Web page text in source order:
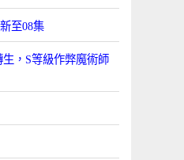
至08集
，S等級作弊魔術師